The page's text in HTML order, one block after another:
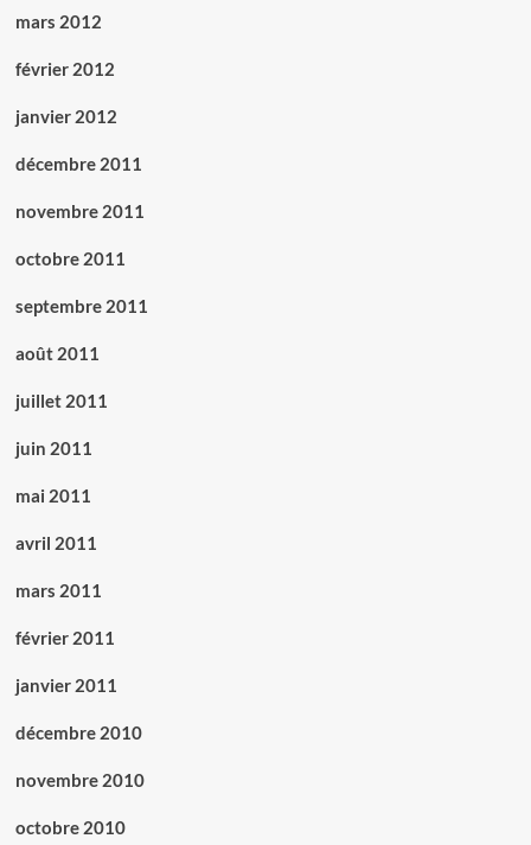
mars 2012
février 2012
janvier 2012
décembre 2011
novembre 2011
octobre 2011
septembre 2011
août 2011
juillet 2011
juin 2011
mai 2011
avril 2011
mars 2011
février 2011
janvier 2011
décembre 2010
novembre 2010
octobre 2010